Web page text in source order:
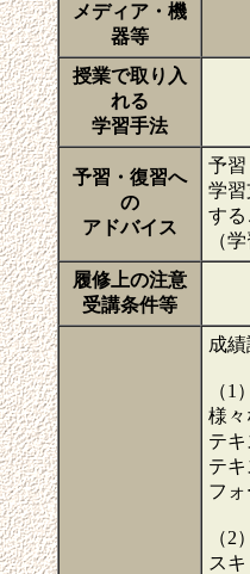
メディア・機
器等
授業で取り入
れる
学習手法
予習・復習へ
の
アドバイス
予
学
する
（
履修上の注意
受講条件等
成
（
様
テ
テ
フ
（
ス